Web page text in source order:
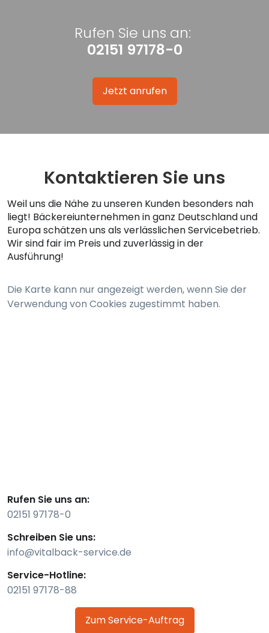
Rufen Sie uns an:
02151 97178-0
Jetzt anrufen
Kontaktieren Sie uns
Weil uns die Nähe zu unseren Kunden besonders nah
liegt! Bäckereiunternehmen in ganz Deutschland und
Europa schätzen uns als verlässlichen Servicebetrieb.
Wir sind fair im Preis und zuverlässig in der
Ausführung!
Die Karte kann nur angezeigt werden, wenn Sie der
Verwendung von Cookies zugestimmt haben.
Rufen Sie uns an:
02151 97178-0
Schreiben Sie uns:
info@vitalback-service.de
Service-Hotline:
02151 97178-88
Zum Service-Auftrag